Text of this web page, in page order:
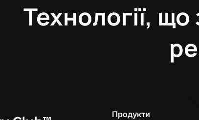
Технології,
Продукти